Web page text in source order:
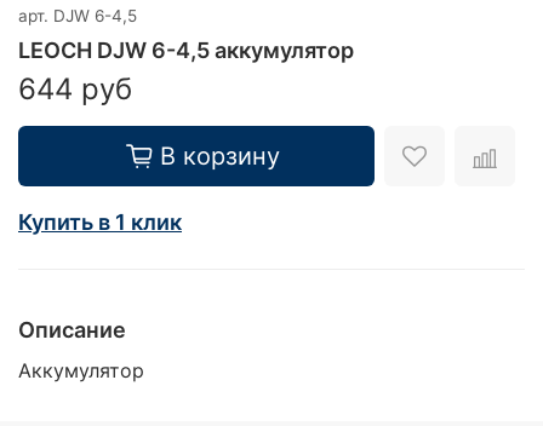
арт. DJW 6-4,5
LEOCH DJW 6-4,5 аккумулятор
644 руб
В корзину
Купить в 1 клик
Описание
Аккумулятор